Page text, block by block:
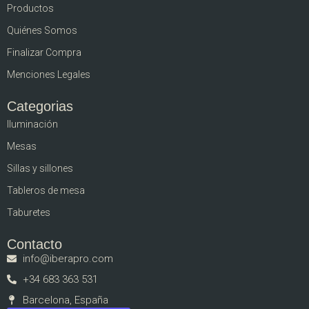
Productos
Quiénes Somos
Finalizar Compra
Menciones Legales
Categorias
Iluminación
Mesas
Sillas y sillones
Tableros de mesa
Taburetes
Contacto
info@iberapro.com
+34 683 363 531
Barcelona, España